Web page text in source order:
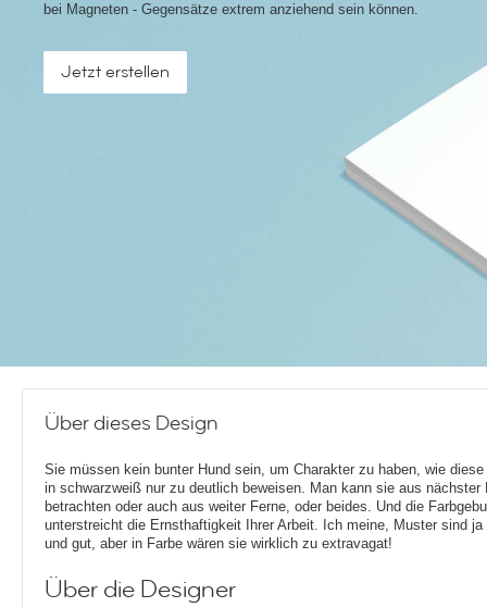
bei Magneten - Gegensätze extrem anziehend sein können.
Jetzt erstellen
Über dieses Design
Sie müssen kein bunter Hund sein, um Charakter zu haben, wie
in schwarzweiß nur zu deutlich beweisen. Man kann sie aus nächster
betrachten oder auch aus weiter Ferne, oder beides. Und die
unterstreicht die Ernsthaftigkeit Ihrer Arbeit. Ich meine, Muster sind ja
und gut, aber in Farbe wären sie wirklich zu extravagat!
Über die Designer